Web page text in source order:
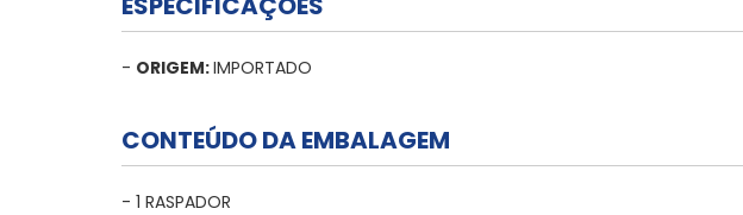
- ORIGEM:IMPORTADO
CONTEÚDO DA EMBALAGEM
- 1 RASPADOR